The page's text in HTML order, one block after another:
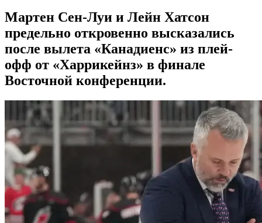
Мартен Сен-Луи и Лейн Хатсон
предельно откровенно высказались
после вылета «Канадиенс» из плей-
офф от «Харрикейнз» в финале
Восточной конференции.